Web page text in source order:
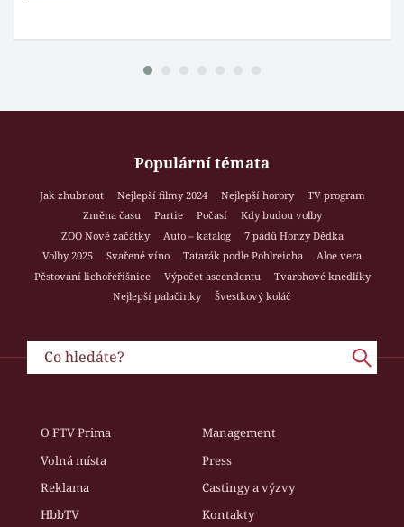
Populární témata
Jak zhubnout Nejlepší filmy 2024 Nejlepší horory
TV program
Změna času
Partie Počasí
Kdy budou volby
ZOO Nové začátky
Auto – katalog
7 pádů Honzy Dědka
Volby 2025
Svařené víno Tatarák podle Pohlreicha
Aloe vera
Pěstování lichořeřišnice
Výpočet ascendentu
Tvarohové knedlíky
Nejlepší palačinky
Švestkový koláč
O FTV Prima
Management
Volná místa
Press
Reklama
Castingy a výzvy
HbbTV
Kontakty